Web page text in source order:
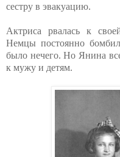
сестру в эвакуацию.
Актриса рвалась к
Немцы постоянно
было нечего. Но Янина
к мужу и детям.